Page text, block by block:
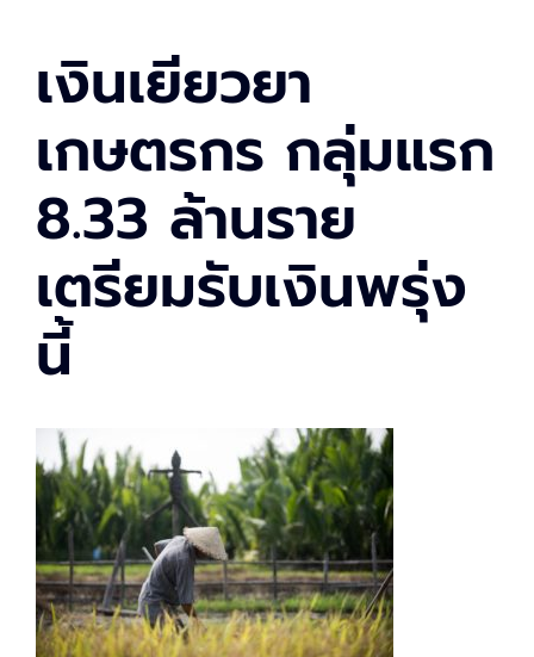
เงินเยียวยา
เกษตรกร กลุ่มแรก
8.33 ล้านราย
เตรียมรับเงินพรุ่ง
นี้